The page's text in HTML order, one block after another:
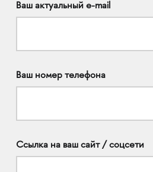
Ваш актуальный e-mail
Ваш номер телефона
Ссылка на ваш сайт / соцсети